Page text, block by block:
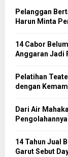
Pelanggan
Harun Minta
14 Cabor
Anggaran Jadi
Pelatihan
dengan
Dari Air
Pengolahannya
14 Tahun Jual
Garut Sebut